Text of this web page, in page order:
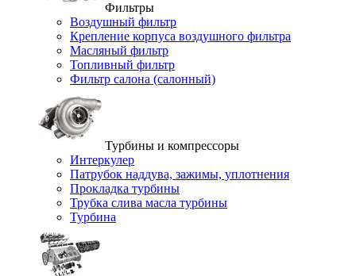
Фильтры
Воздушный фильтр
Крепление корпуса воздушного фильтра
Масляный фильтр
Топливный фильтр
Фильтр салона (салонный)
Турбины и компрессоры
Интеркулер
Патрубок наддува, зажимы, уплотнения
Прокладка турбины
Трубка слива масла турбины
Турбина